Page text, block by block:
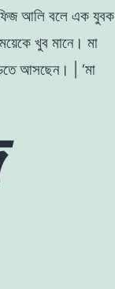
আলি বলে এক যুবক
খুব মানে। মা
আসছেন। ‘মা